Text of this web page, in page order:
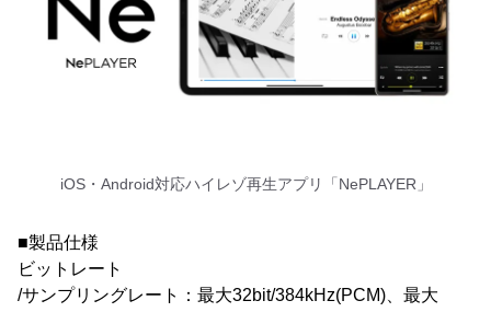
iOS・Android対応ハイレゾ再生アプリ「NePLAYER」
■製品仕様
ビットレート
/サンプリングレート：最大32bit/384kHz(PCM)、最大